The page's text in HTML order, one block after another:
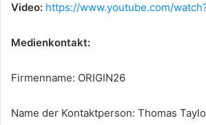
Video: https://www.youtube.com/
Medienkontakt:
Firmenname: ORIGIN26
Name der Kontaktperson: Thomas